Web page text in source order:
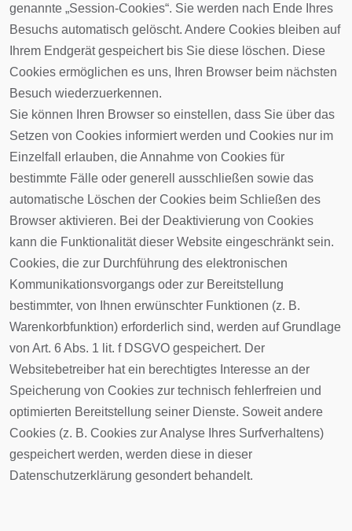
genannte „Session-Cookies“. Sie werden nach Ende Ihres
Besuchs automatisch gelöscht. Andere Cookies bleiben auf
Ihrem Endgerät gespeichert bis Sie diese löschen. Diese
Cookies ermöglichen es uns, Ihren Browser beim nächsten
Besuch wiederzuerkennen.
Sie können Ihren Browser so einstellen, dass Sie über das
Setzen von Cookies informiert werden und Cookies nur im
Einzelfall erlauben, die Annahme von Cookies für
bestimmte Fälle oder generell ausschließen sowie das
automatische Löschen der Cookies beim Schließen des
Browser aktivieren. Bei der Deaktivierung von Cookies
kann die Funktionalität dieser Website eingeschränkt sein.
Cookies, die zur Durchführung des elektronischen
Kommunikationsvorgangs oder zur Bereitstellung
bestimmter, von Ihnen erwünschter Funktionen (z. B.
Warenkorbfunktion) erforderlich sind, werden auf Grundlage
von Art. 6 Abs. 1 lit. f DSGVO gespeichert. Der
Websitebetreiber hat ein berechtigtes Interesse an der
Speicherung von Cookies zur technisch fehlerfreien und
optimierten Bereitstellung seiner Dienste. Soweit andere
Cookies (z. B. Cookies zur Analyse Ihres Surfverhaltens)
gespeichert werden, werden diese in dieser
Datenschutzerklärung gesondert behandelt.